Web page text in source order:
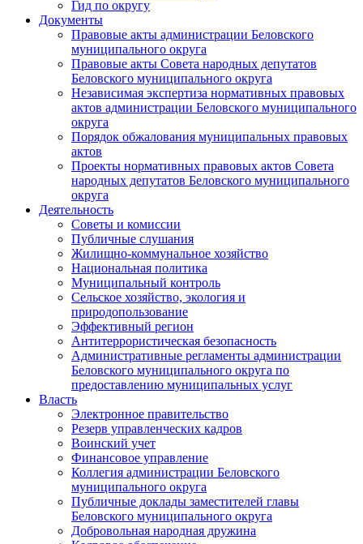
Гид по округу
Документы
Правовые акты администрации Беловского
муниципального округа
Правовые акты Совета народных депутатов
Беловского муниципального округа
Независимая экспертиза нормативных правовых
актов администрации Беловского муниципального
округа
Порядок обжалования муниципальных правовых
актов
Проекты нормативных правовых актов Совета
народных депутатов Беловского муниципального
округа
Деятельность
Советы и комиссии
Публичные слушания
Жилищно-коммунальное хозяйство
Национальная политика
Муниципальный контроль
Сельское хозяйство, экология и
природопользование
Эффективный регион
Антитеррористическая безопасность
Административные регламенты администрации
Беловского муниципального округа по
предоставлению муниципальных услуг
Власть
Электронное правительство
Резерв управленческих кадров
Воинский учет
Финансовое управление
Коллегия администрации Беловского
муниципального округа
Публичные доклады заместителей главы
Беловского муниципального округа
Добровольная народная дружина